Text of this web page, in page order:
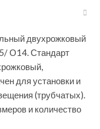
двухрожковый
О14. Стандарт
для установки и
(трубчатых).
и количество